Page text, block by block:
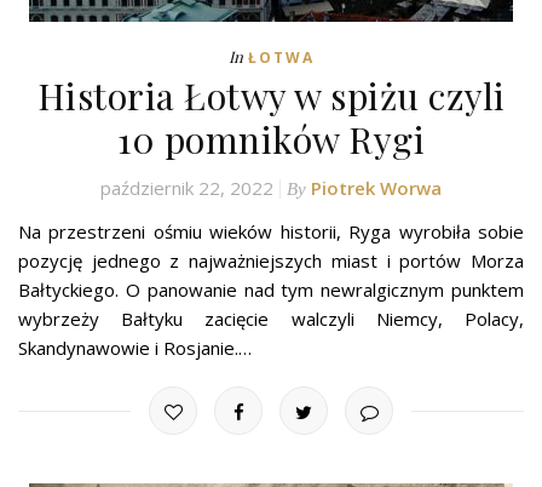
In ŁOTWA
Historia Łotwy w spiżu czyli
10 pomników Rygi
październik 22, 2022 By Piotrek Worwa
Na przestrzeni ośmiu wieków historii, Ryga wyrobiła sobie
pozycję jednego z najważniejszych miast i portów Morza
Bałtyckiego. O panowanie nad tym newralgicznym punktem
wybrzeży Bałtyku zacięcie walczyli Niemcy, Polacy,
Skandynawowie i Rosjanie.…